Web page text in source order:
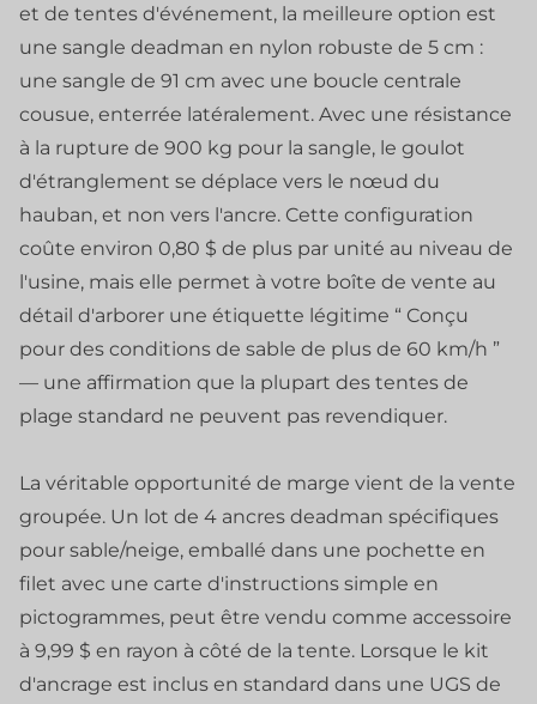
et de tentes d'événement, la meilleure option est
une sangle deadman en nylon robuste de 5 cm :
une sangle de 91 cm avec une boucle centrale
cousue, enterrée latéralement. Avec une résistance
à la rupture de 900 kg pour la sangle, le goulot
d'étranglement se déplace vers le nœud du
hauban, et non vers l'ancre. Cette configuration
coûte environ 0,80 $ de plus par unité au niveau de
l'usine, mais elle permet à votre boîte de vente au
détail d'arborer une étiquette légitime “ Conçu
pour des conditions de sable de plus de 60 km/h ”
— une affirmation que la plupart des tentes de
plage standard ne peuvent pas revendiquer.
La véritable opportunité de marge vient de la vente
groupée. Un lot de 4 ancres deadman spécifiques
pour sable/neige, emballé dans une pochette en
filet avec une carte d'instructions simple en
pictogrammes, peut être vendu comme accessoire
à 9,99 $ en rayon à côté de la tente. Lorsque le kit
d'ancrage est inclus en standard dans une UGS de